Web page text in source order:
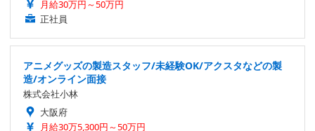
月給30万円～50万円
正社員
アニメグッズの製造スタッフ/未経験OK/アクスタなどの製
造/オンライン面接
株式会社小林
大阪府
月給30万5,300円～50万円